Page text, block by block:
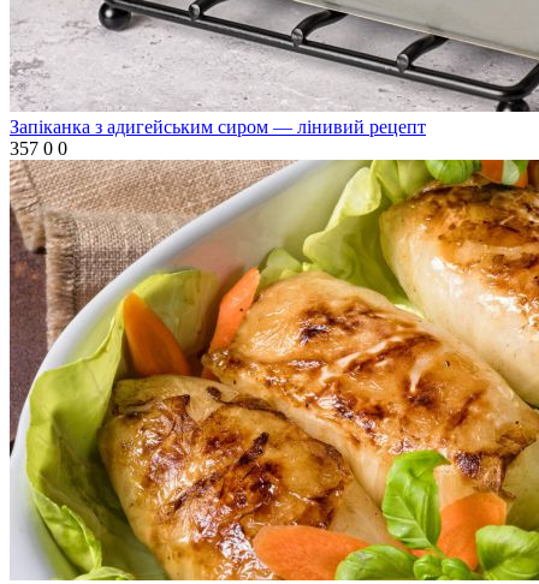
Запіканка з адигейським сиром — лінивий рецепт
357 0 0